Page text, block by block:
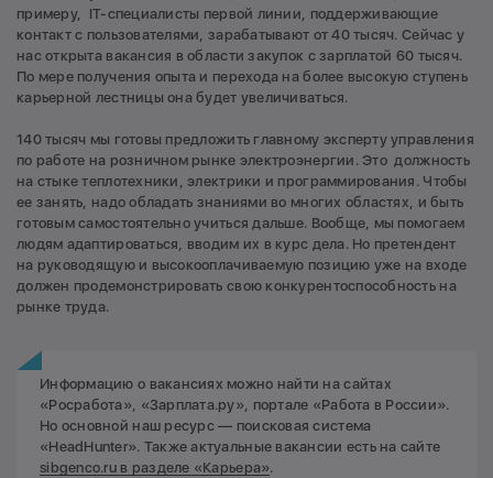
примеру, IT-специалисты первой линии, поддерживающие
контакт с пользователями, зарабатывают от 40 тысяч. Сейчас у
нас открыта вакансия в области закупок с зарплатой 60 тысяч.
По мере получения опыта и перехода на более высокую ступень
карьерной лестницы она будет увеличиваться.
140 тысяч мы готовы предложить главному эксперту управления
по работе на розничном рынке электроэнергии. Это должность
на стыке теплотехники, электрики и программирования. Чтобы
ее занять, надо обладать знаниями во многих областях, и быть
готовым самостоятельно учиться дальше. Вообще, мы помогаем
людям адаптироваться, вводим их в курс дела. Но претендент
на руководящую и высокооплачиваемую позицию уже на входе
должен продемонстрировать свою конкурентоспособность на
рынке труда.
Информацию о вакансиях можно найти на сайтах
«Росработа», «Зарплата.ру», портале «Работа в России».
Но основной наш ресурс — поисковая система
«HeadHunter». Также актуальные вакансии есть на сайте
sibgenco.ru в разделе «Карьера».